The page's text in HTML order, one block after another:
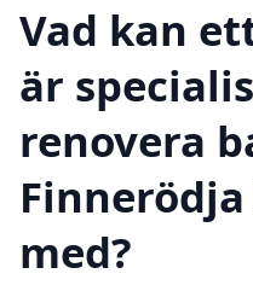
Vad kan
är
renovera
med?